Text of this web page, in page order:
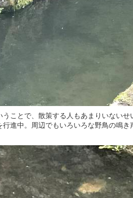
うことで、散策する人もあまりいないせ
行進中。周辺でもいろいろな野鳥の鳴き